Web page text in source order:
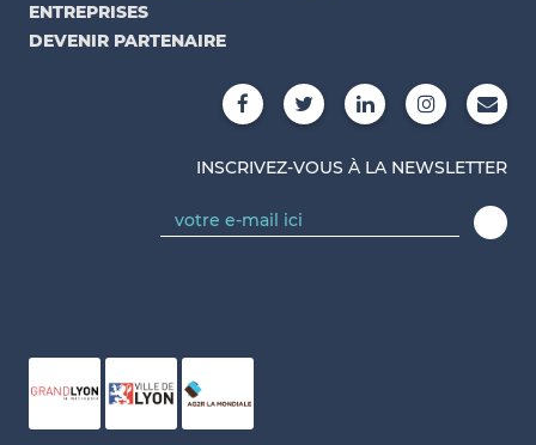
ENTREPRISES
DEVENIR PARTENAIRE
INSCRIVEZ-VOUS À LA NEWSLETTER